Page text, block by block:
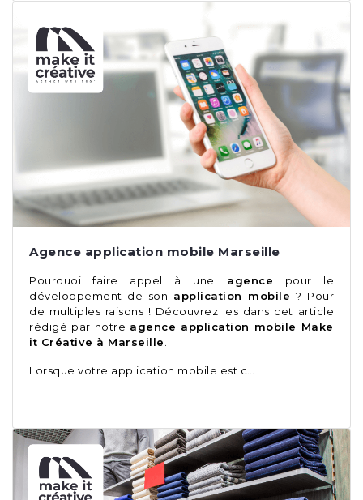
Agence application mobile Marseille
Pourquoi faire appel à une agence pour le
développement de son application mobile ? Pour
de multiples raisons ! Découvrez les dans cet article
rédigé par notre agence application mobile Make
it Créative à Marseille
Lorsque votre application mobile est c…